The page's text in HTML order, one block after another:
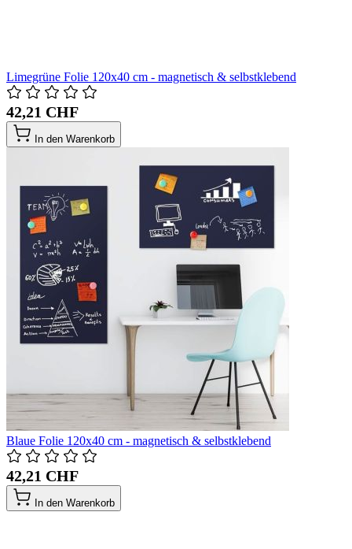
Limegrüne Folie 120x40 cm - magnetisch & selbstklebend
42,21 CHF
In den Warenkorb
Blaue Folie 120x40 cm - magnetisch & selbstklebend
42,21 CHF
In den Warenkorb